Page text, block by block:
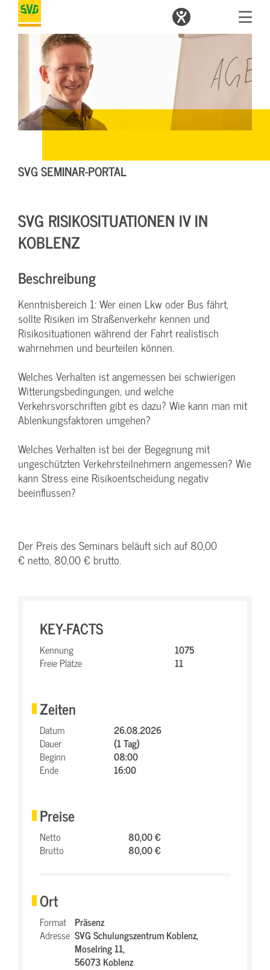
SVG SEMINAR-PORTAL
SVG RISIKOSITUATIONEN IV IN
KOBLENZ
Beschreibung
Kenntnisbereich 1: Wer einen Lkw oder Bus fährt,
sollte Risiken im Straßenverkehr kennen und
Risikosituationen während der Fahrt realistisch
wahrnehmen und beurteilen können.
Welches Verhalten ist angemessen bei schwierigen
Witterungsbedingungen, und welche
Verkehrsvorschriften gibt es dazu? Wie kann man mit
Ablenkungsfaktoren umgehen?
Welches Verhalten ist bei der Begegnung mit
ungeschützten Verkehrsteilnehmern angemessen? Wie
kann Stress eine Risikoentscheidung negativ
beeinflussen?
Der Preis des Seminars beläuft sich auf 80,00
€ netto, 80,00 € brutto.
KEY-FACTS
Kennung
1075
Freie Plätze
11
Zeiten
Datum
26.08.2026
Dauer
(1 Tag)
Beginn
08:00
Ende
16:00
Preise
Netto
80,00 €
Brutto
80,00 €
Ort
Format Präsenz
Adresse SVG Schulungszentrum Koblenz,
Moselring 11,
56073 Koblenz